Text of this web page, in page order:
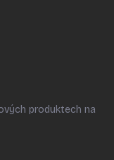
produktech na